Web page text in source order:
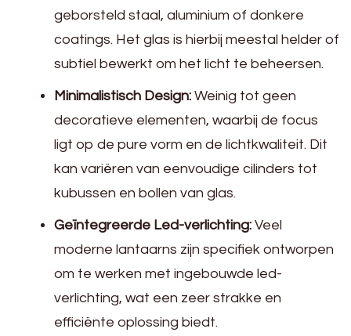
geborsteld staal, aluminium of donkere
coatings. Het glas is hierbij meestal helder of
subtiel bewerkt om het licht te beheersen.
Minimalistisch Design: Weinig tot geen
decoratieve elementen, waarbij de focus
ligt op de pure vorm en de lichtkwaliteit. Dit
kan variëren van eenvoudige cilinders tot
kubussen en bollen van glas.
Geïntegreerde Led-verlichting: Veel
moderne lantaarns zijn specifiek ontworpen
om te werken met ingebouwde led-
verlichting, wat een zeer strakke en
efficiënte oplossing biedt.